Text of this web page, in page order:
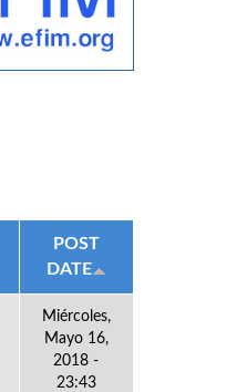
POST
DATE
Miércoles,
Mayo 16,
2018 -
23:43